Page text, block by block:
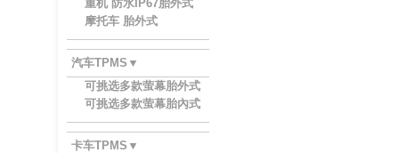
重机 防水IP67胎外式
摩托车 胎外式
汽车TPMS▼
可挑选多款萤幕胎外式
可挑选多款萤幕胎內式
卡车TPMS▼